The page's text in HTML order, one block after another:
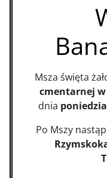
Msza święta
cmentarnej
dnia
Po Mszy